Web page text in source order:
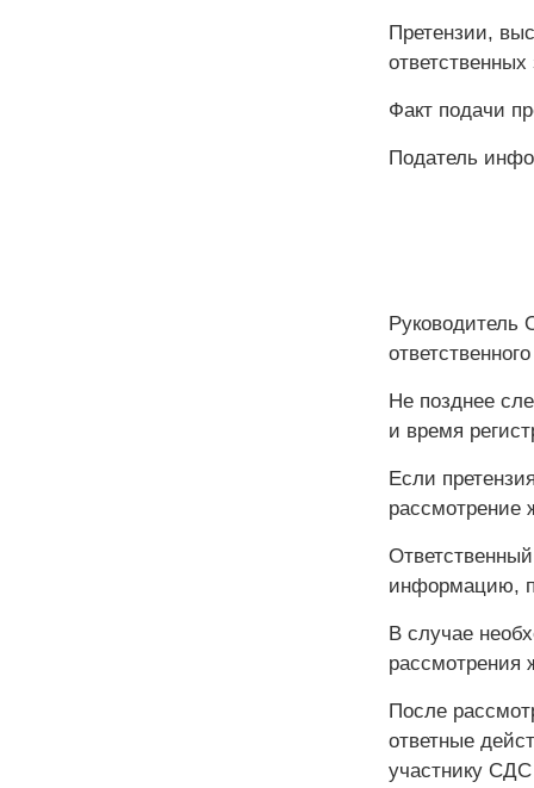
Претензии,
Факт подачи
Податель
Руководитель
Не позднее
и время
Если
рассмотрение
информацию,
В случае
рассмотрения
После
ответные
участнику